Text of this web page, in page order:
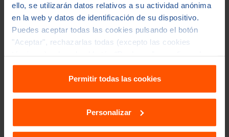
ello, se utilizarán datos relativos a su actividad anónima
en la web y datos de identificación de su dispositivo.
Puedes aceptar todas las cookies pulsando el botón
"Aceptar", rechazarlas todas (excepto las cookies
en "Personalizar". Para más información accede a
política de cookiesy política de privacidad
Permitir todas las cookies
Personalizar
SEGUROS DE DECESOS
Ventajas de contratar tu Seguro
de Decesos Asisa
Con coberturas diseñadas para ofrecer
difíciles, asegurando que tanto los aspectos
emocionales como los prácticos sean
atendidos adecuadamente.